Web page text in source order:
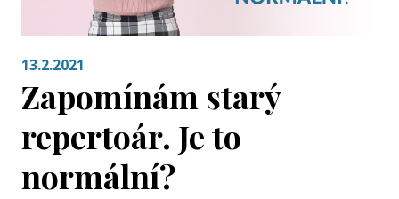
13.2.2021
Zapomínám starý
repertoár. Je to
normální?